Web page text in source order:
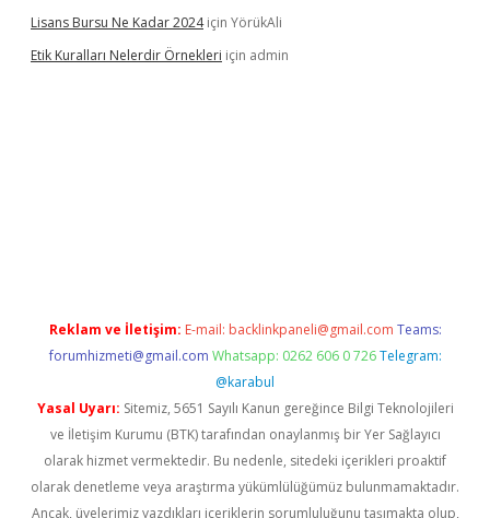
Lisans Bursu Ne Kadar 2024için YörükAli
Etik Kuralları Nelerdir Örnekleri için admin
Reklam ve İletişim: E-mail: backlinkpaneli@gmail.com Teams:
forumhizmeti@gmail.com Whatsapp: 0262 606 0 726 Telegram:
@karabul
Yasal Uyarı: Sitemiz, 5651 Sayılı Kanun gereğince Bilgi Teknolojileri
ve İletişim Kurumu (BTK) tarafından onaylanmış bir Yer Sağlayıcı
olarak hizmet vermektedir. Bu nedenle, sitedeki içerikleri proaktif
olarak denetleme veya araştırma yükümlülüğümüz bulunmamaktadır.
Ancak, üyelerimiz yazdıkları içeriklerin sorumluluğunu taşımakta olup,